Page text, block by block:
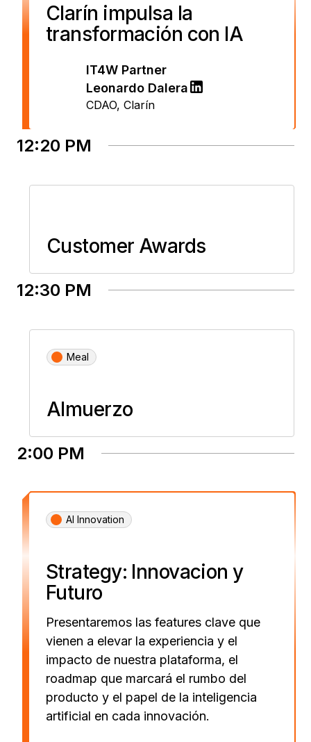
Clarín impulsa la
transformación con IA
IT4W Partner
Leonardo Dalera
CDAO, Clarín
12:20 PM
Customer Awards
12:30 PM
Meal
Almuerzo
2:00 PM
AI Innovation
Strategy: Innovacion y
Futuro
Presentaremos las features clave que
vienen a elevar la experiencia y el
impacto de nuestra plataforma, el
roadmap que marcará el rumbo del
producto y el papel de la inteligencia
artificial en cada innovación.